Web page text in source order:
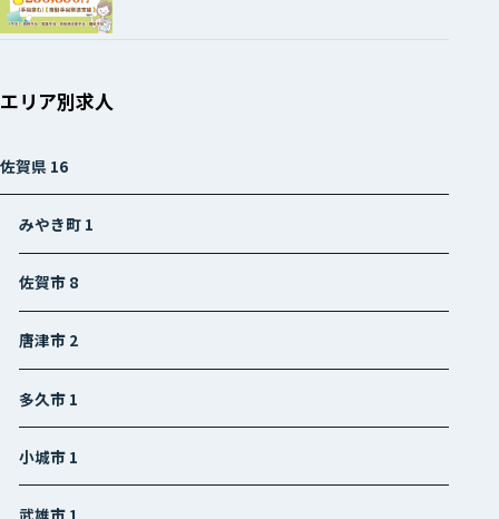
エリア別求人
佐賀県 16
みやき町 1
佐賀市 8
唐津市 2
多久市 1
小城市 1